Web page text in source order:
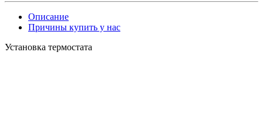
Описание
Причины купить у нас
Установка термостата